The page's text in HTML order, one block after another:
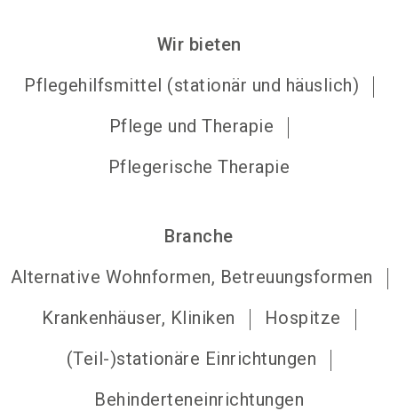
Wir bieten
Pflegehilfsmittel (stationär und häuslich)
Pflege und Therapie
Pflegerische Therapie
Branche
Alternative Wohnformen, Betreuungsformen
Krankenhäuser, Kliniken
Hospitze
(Teil-)stationäre Einrichtungen
Behinderteneinrichtungen